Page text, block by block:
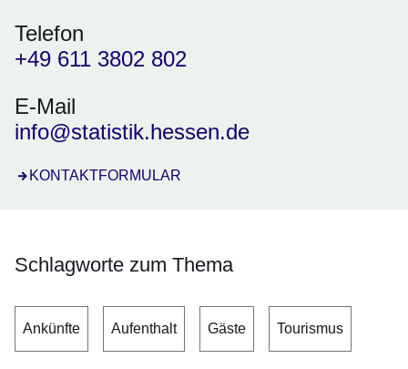
Telefon
+49 611 3802 802
E-Mail
info@statistik.hessen.de
KONTAKTFORMULAR
Öffnet sich in einem neuen Fenster
Schlagworte zum Thema
Ankünfte Aufenthalt Gäste Tourismus